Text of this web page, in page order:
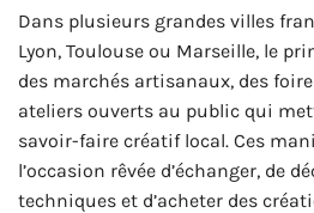
Dans plusieurs grandes villes
Lyon, Toulouse ou Marseille, le
des marchés artisanaux, des
ateliers ouverts au public qui
savoir-faire créatif local. Ces
l’occasion rêvée d’échanger, de
techniques et d’acheter des